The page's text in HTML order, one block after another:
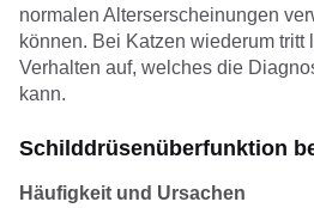
normalen Alterserscheinungen
können. Bei Katzen wiederum tritt
Verhalten auf, welches die
kann.
Schilddrüsenüberfunktion
Häufigkeit und Ursachen